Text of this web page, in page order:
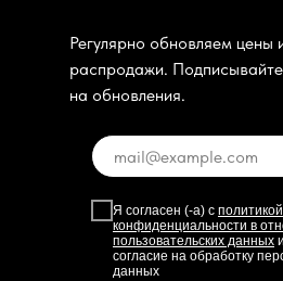
Регулярно обновляем цены
распродажи.
на обновления.
Я согласен (-а) с политикой
конфиденциальности в
пользовательских данных
согласие на обработку
данных